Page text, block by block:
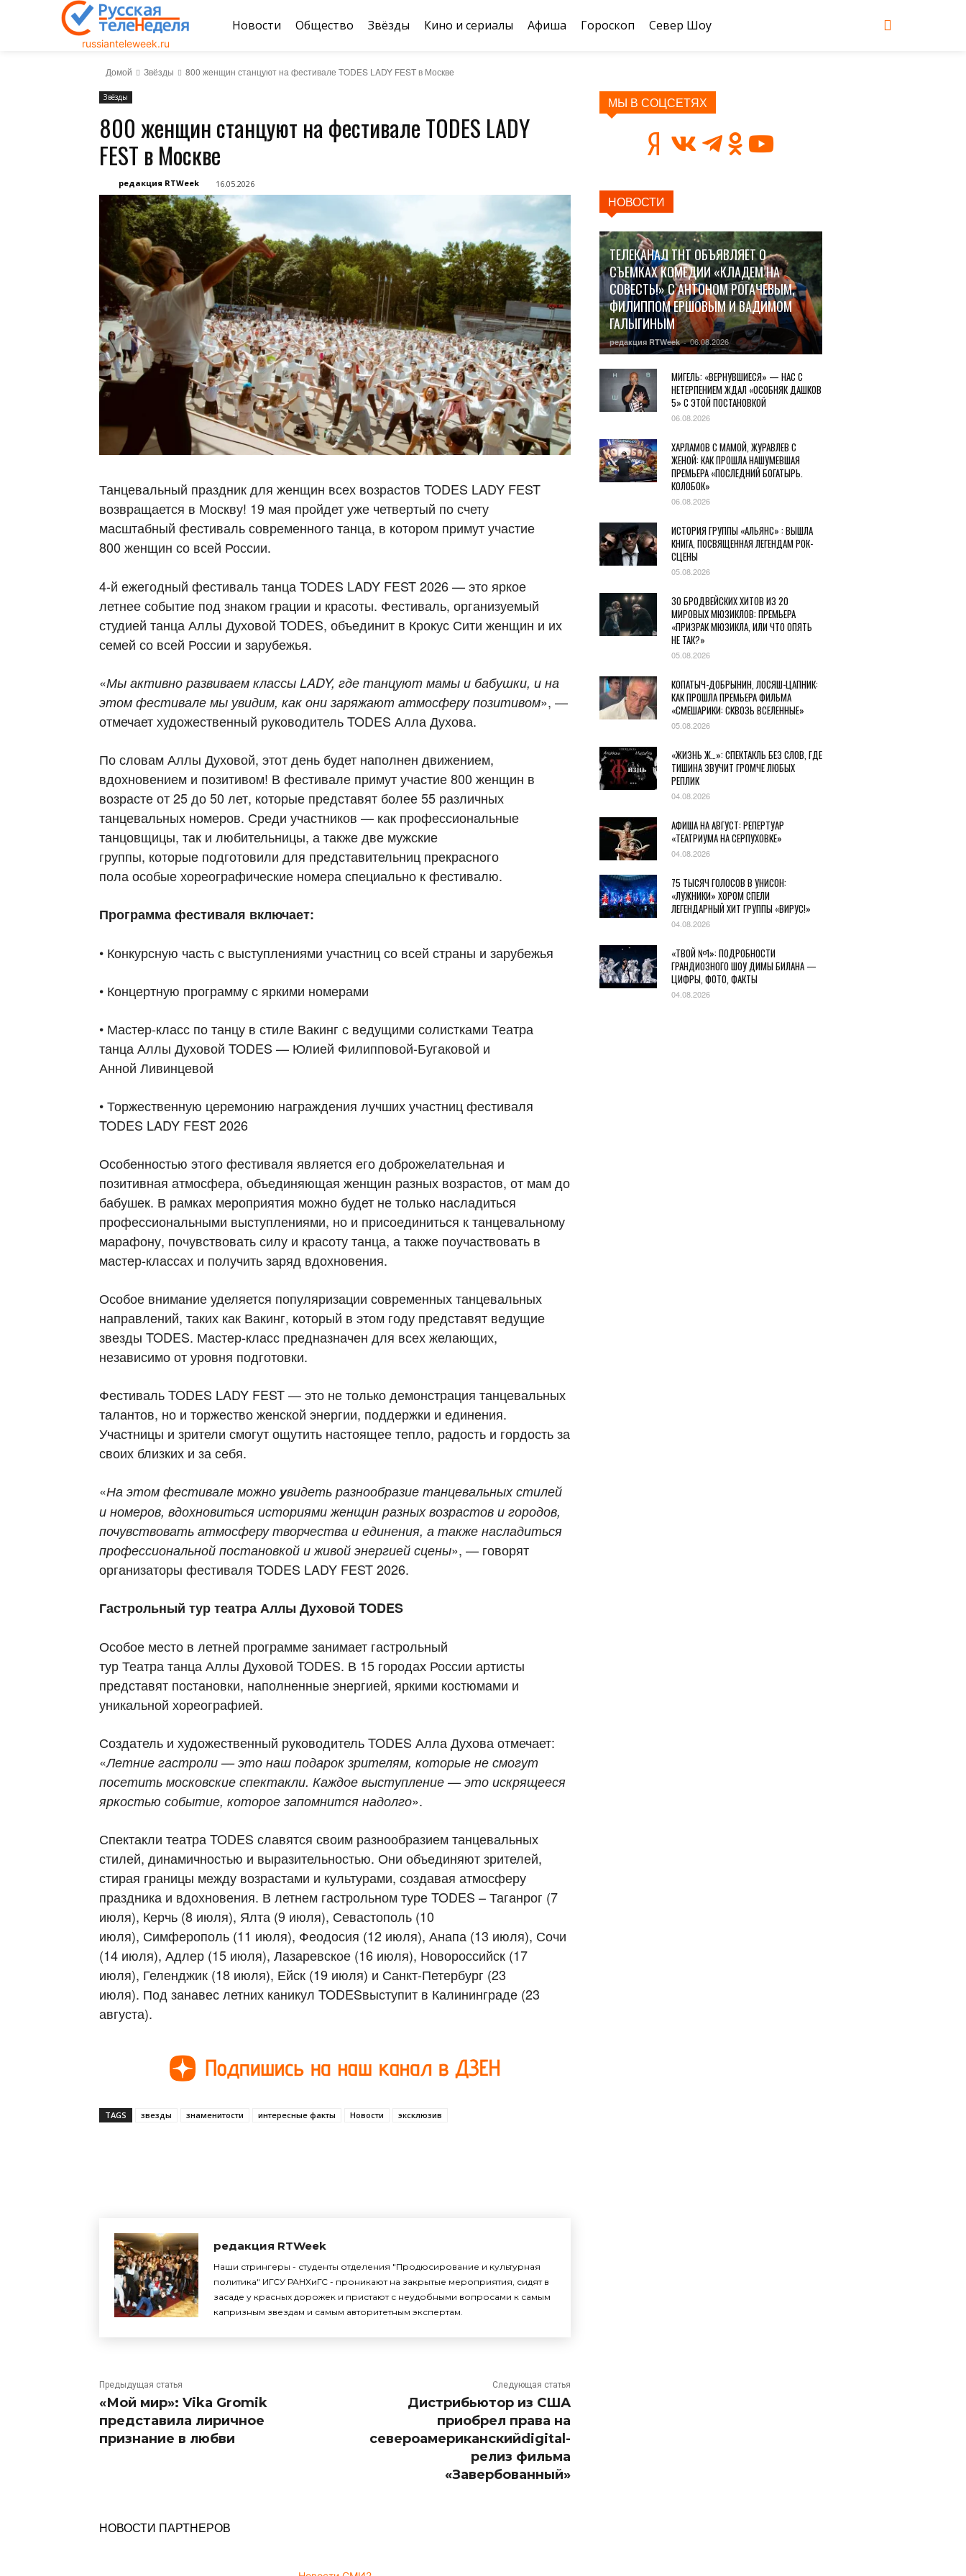
russianteleweek.ru
Новости Общество Звёзды Кино и сериалы Афиша Гороскоп Север Шоу
Домой Звёзды 800 женщин станцуют на фестивале TODES LADY FEST в Москве
Звёзды
800 женщин станцуют на фестивале TODES LADY
FEST в Москве
редакция RTWeek 16.05.2026
Танцевальный праздник для женщин всех возрастов TODES LADY FEST
возвращается в Москву! 19 мая пройдет уже четвертый по счету
масштабный фестиваль современного танца, в котором примут участие
800 женщин со всей России.
4-й ежегодный фестиваль танца TODES LADY FEST 2026 — это яркое
летнее событие под знаком грации и красоты. Фестиваль, организуемый
студией танца Аллы Духовой TODES, объединит в Крокус Сити женщин и их
семей со всей России и зарубежья.
«Мы активно развиваем классы LADY, где танцуют мамы и бабушки, и на
этом фестивале мы увидим, как они заряжают атмосферу позитивом», —
отмечает художественный руководитель TODES Алла Духова.
По словам Аллы Духовой, этот день будет наполнен движением,
вдохновением и позитивом! В фестивале примут участие 800 женщин в
возрасте от 25 до 50 лет, которые представят более 55 различных
танцевальных номеров. Среди участников — как профессиональные
танцовщицы, так и любительницы, а также две мужские
группы, которые подготовили для представительниц прекрасного
пола особые хореографические номера специально к фестивалю.
Программа фестиваля включает:
• Конкурсную часть с выступлениями участниц со всей страны и зарубежья
• Концертную программу с яркими номерами
• Мастер-класс по танцу в стиле Вакинг с ведущими солистками Театра
танца Аллы Духовой TODES — Юлией Филипповой-Бугаковой и
Анной Ливинцевой
• Торжественную церемонию награждения лучших участниц фестиваля
TODES LADY FEST 2026
Особенностью этого фестиваля является его доброжелательная и
позитивная атмосфера, объединяющая женщин разных возрастов, от мам до
бабушек. В рамках мероприятия можно будет не только насладиться
профессиональными выступлениями, но и присоединиться к танцевальному
марафону, почувствовать силу и красоту танца, а также поучаствовать в
мастер-классах и получить заряд вдохновения.
Особое внимание уделяется популяризации современных танцевальных
направлений, таких как Вакинг, который в этом году представят ведущие
звезды TODES. Мастер-класс предназначен для всех желающих,
независимо от уровня подготовки.
Фестиваль TODES LADY FEST — это не только демонстрация танцевальных
талантов, но и торжество женской энергии, поддержки и единения.
Участницы и зрители смогут ощутить настоящее тепло, радость и гордость за
своих близких и за себя.
«На этом фестивале можно увидеть разнообразие танцевальных стилей
и номеров, вдохновиться историями женщин разных возрастов и городов,
почувствовать атмосферу творчества и единения, а также насладиться
профессиональной постановкой и живой энергией сцены», — говорят
организаторы фестиваля TODES LADY FEST 2026.
Гастрольный тур театра Аллы Духовой TODES
Особое место в летней программе занимает гастрольный
тур Театра танца Аллы Духовой TODES. В 15 городах России артисты
представят постановки, наполненные энергией, яркими костюмами и
уникальной хореографией.
Создатель и художественный руководитель TODES Алла Духова отмечает:
«Летние гастроли — это наш подарок зрителям, которые не смогут
посетить московские спектакли. Каждое выступление — это искрящееся
яркостью событие, которое запомнится надолго».
Спектакли театра TODES славятся своим разнообразием танцевальных
стилей, динамичностью и выразительностью. Они объединяют зрителей,
стирая границы между возрастами и культурами, создавая атмосферу
праздника и вдохновения. В летнем гастрольном туре TODES – Таганрог (7
июля), Керчь (8 июля), Ялта (9 июля), Севастополь (10
июля), Симферополь (11 июля), Феодосия (12 июля), Анапа (13 июля), Сочи
(14 июля), Адлер (15 июля), Лазаревское (16 июля), Новороссийск (17
июля), Геленджик (18 июля), Ейск (19 июля) и Санкт-Петербург (23
июля). Под занавес летних каникул TODESвыступит в Калининграде (23
августа).
TAGS звезды знаменитости интересные факты Новости эксклюзив
редакция RTWeek
Наши стрингеры - студенты отделения "Продюсирование и культурная
политика" ИГСУ РАНХиГС - проникают на закрытые мероприятия, сидят в
засаде у красных дорожек и пристают с неудобными вопросами к самым
капризным звездам и самым авторитетным экспертам.
Предыдущая статья
«Мой мир»: Vika Gromik
представила лиричное
признание в любви
Следующая статья
Дистрибьютор из США
приобрел права на
североамериканскийdigital-
релиз фильма
«Завербованный»
НОВОСТИ ПАРТНЕРОВ
МЫ В СОЦСЕТЯХ
НОВОСТИ
ТЕЛЕКАНАЛ ТНТ ОБЪЯВЛЯЕТ О
СЪЕМКАХ КОМЕДИИ «КЛАДЕМ НА
СОВЕСТЬ!» С АНТОНОМ РОГАЧЕВЫМ,
ФИЛИППОМ ЕРШОВЫМ И ВАДИМОМ
ГАЛЫГИНЫМ
редакция RTWeek - 06.08.2026
МИГЕЛЬ: «ВЕРНУВШИЕСЯ» — НАС С
НЕТЕРПЕНИЕМ ЖДАЛ «ОСОБНЯК ДАШКОВ
5» С ЭТОЙ ПОСТАНОВКОЙ
06.08.2026
ХАРЛАМОВ С МАМОЙ, ЖУРАВЛЕВ С
ЖЕНОЙ: КАК ПРОШЛА НАШУМЕВШАЯ
ПРЕМЬЕРА «ПОСЛЕДНИЙ БОГАТЫРЬ.
КОЛОБОК»
06.08.2026
ИСТОРИЯ ГРУППЫ «АЛЬЯНС» : ВЫШЛА
КНИГА, ПОСВЯЩЕННАЯ ЛЕГЕНДАМ РОК-
СЦЕНЫ
05.08.2026
30 БРОДВЕЙСКИХ ХИТОВ ИЗ 20
МИРОВЫХ МЮЗИКЛОВ: ПРЕМЬЕРА
«ПРИЗРАК МЮЗИКЛА, ИЛИ ЧТО ОПЯТЬ
НЕ ТАК?»
05.08.2026
КОПАТЫЧ-ДОБРЫНИН, ЛОСЯШ-ЦАПНИК:
КАК ПРОШЛА ПРЕМЬЕРА ФИЛЬМА
«СМЕШАРИКИ: СКВОЗЬ ВСЕЛЕННЫЕ»
05.08.2026
«ЖИЗНЬ Ж…»: СПЕКТАКЛЬ БЕЗ СЛОВ, ГДЕ
ТИШИНА ЗВУЧИТ ГРОМЧЕ ЛЮБЫХ
РЕПЛИК
04.08.2026
АФИША НА АВГУСТ: РЕПЕРТУАР
«ТЕАТРИУМА НА СЕРПУХОВКЕ»
04.08.2026
75 ТЫСЯЧ ГОЛОСОВ В УНИСОН:
«ЛУЖНИКИ» ХОРОМ СПЕЛИ
ЛЕГЕНДАРНЫЙ ХИТ ГРУППЫ «ВИРУС!»
04.08.2026
«ТВОЙ №1»: ПОДРОБНОСТИ
ГРАНДИОЗНОГО ШОУ ДИМЫ БИЛАНА —
ЦИФРЫ, ФОТО, ФАКТЫ
04.08.2026